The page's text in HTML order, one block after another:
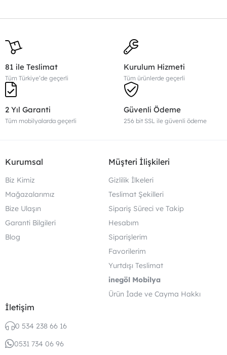
81 ile Teslimat
Tüm Türkiye’de geçerli
Kurulum Hizmeti
Tüm ürünlerde geçerli
2 Yıl Garanti
Tüm mobilyalarda geçerli
Güvenli Ödeme
256 bit SSL ile güvenli ödeme
Kurumsal
Biz Kimiz
Mağazalarımız
Bize Ulaşın
Garanti Bilgileri
Blog
Müşteri İlişkileri
Gizlilik İlkeleri
Teslimat Şekilleri
Sipariş Süreci ve Takip
Hesabım
Siparişlerim
Favorilerim
Yurtdışı Teslimat
inegöl Mobilya
Ürün İade ve Cayma Hakkı
İletişim
0 534 238 66 16
0531 734 06 96